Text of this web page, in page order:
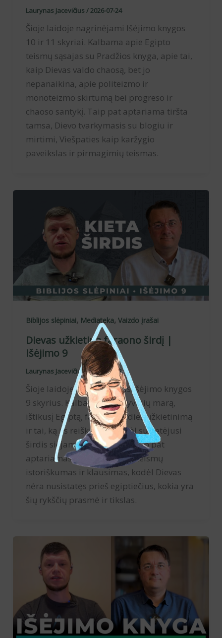
Laurynas Jacevičius /2026-07-24
Šioje laidoje nagrinėjami Išėjimo knygos
10 ir 11 skyriai. Kalbama apie Egipto
teismų sąsajas su Pradžios knyga, apie tai,
kaip Dievas valdo chaosą, bet jo
nepanaikina, apie politeizmo ir
monoteizmo skirtumą bei progreso ir
chaoso santykį. Taip pat aptariama tiršta
tamsa, Dievo tvarkymasis su blogiu ir
mirtimi, Viešpaties kaip karžygio
paveikslas ir pirmagimių teismas.
Biblijos slėpiniai, Mediateka, Vaizdo įrašai
Dievas užkietina faraono širdį |
Išėjimo 9
Laurynas Jacevičius/2026-07-02
Šioje laidoje nagrinėjamas Išėjimo knygos
9 skyrius. Kalbama apie gyvulių marą,
ištikusį Egiptą, faraono širdies užkietinimą
ir tai, ką jis reiškia, bei kodėl sukietėjusi
širdis siejama su pragaru. Taip pat
aptariamas Egiptą ištikusių teismų
istoriškumas ir klausimas, kodėl Dievas
nėra nusistatęs prieš egiptiečius, kokia yra
šių rykščių prasmė ir tikslas.